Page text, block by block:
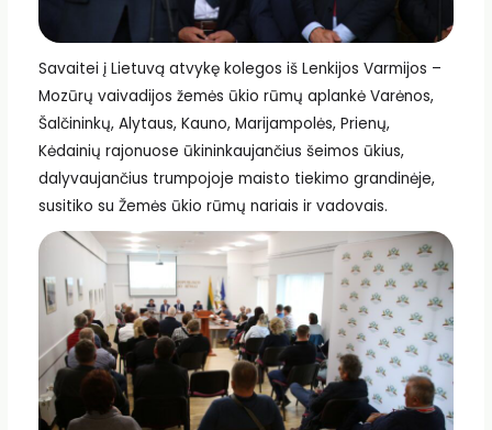
Savaitei į Lietuvą atvykę kolegos iš Lenkijos Varmijos –
Mozūrų vaivadijos žemės ūkio rūmų aplankė Varėnos,
Šalčininkų, Alytaus, Kauno, Marijampolės, Prienų,
Kėdainių rajonuose ūkininkaujančius šeimos ūkius,
dalyvaujančius trumpojoje maisto tiekimo grandinėje,
susitiko su Žemės ūkio rūmų nariais ir vadovais.